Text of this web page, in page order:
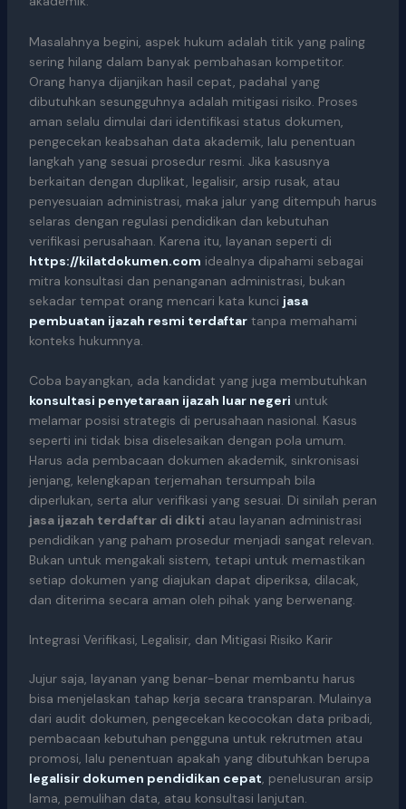
Masalahnya begini, aspek hukum adalah titik yang paling
sering hilang dalam banyak pembahasan kompetitor.
Orang hanya dijanjikan hasil cepat, padahal yang
dibutuhkan sesungguhnya adalah mitigasi risiko. Proses
aman selalu dimulai dari identifikasi status dokumen,
pengecekan keabsahan data akademik, lalu penentuan
langkah yang sesuai prosedur resmi. Jika kasusnya
berkaitan dengan duplikat, legalisir, arsip rusak, atau
penyesuaian administrasi, maka jalur yang ditempuh harus
selaras dengan regulasi pendidikan dan kebutuhan
verifikasi perusahaan. Karena itu, layanan seperti di
https://kilatdokumen.com idealnya dipahami sebagai
mitra konsultasi dan penanganan administrasi, bukan
sekadar tempat orang mencari kata kunci jasa
pembuatan ijazah resmi terdaftartanpa memahami
konteks hukumnya.
Coba bayangkan, ada kandidat yang juga membutuhkan
konsultasi penyetaraan ijazah luar negeri untuk
melamar posisi strategis di perusahaan nasional. Kasus
seperti ini tidak bisa diselesaikan dengan pola umum.
Harus ada pembacaan dokumen akademik, sinkronisasi
jenjang, kelengkapan terjemahan tersumpah bila
diperlukan, serta alur verifikasi yang sesuai. Di sinilah peran
jasa ijazah terdaftar di dikti atau layanan administrasi
pendidikan yang paham prosedur menjadi sangat relevan.
Bukan untuk mengakali sistem, tetapi untuk memastikan
setiap dokumen yang diajukan dapat diperiksa, dilacak,
dan diterima secara aman oleh pihak yang berwenang.
Integrasi Verifikasi, Legalisir, dan Mitigasi Risiko Karir
Jujur saja, layanan yang benar-benar membantu harus
bisa menjelaskan tahap kerja secara transparan. Mulainya
dari audit dokumen, pengecekan kecocokan data pribadi,
pembacaan kebutuhan pengguna untuk rekrutmen atau
promosi, lalu penentuan apakah yang dibutuhkan berupa
legalisir dokumen pendidikan cepat, penelusuran arsip
lama, pemulihan data, atau konsultasi lanjutan.